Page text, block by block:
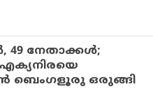
49 നേതാക്കള്‍;
ബെംഗളൂരു ഒരുങ്ങി